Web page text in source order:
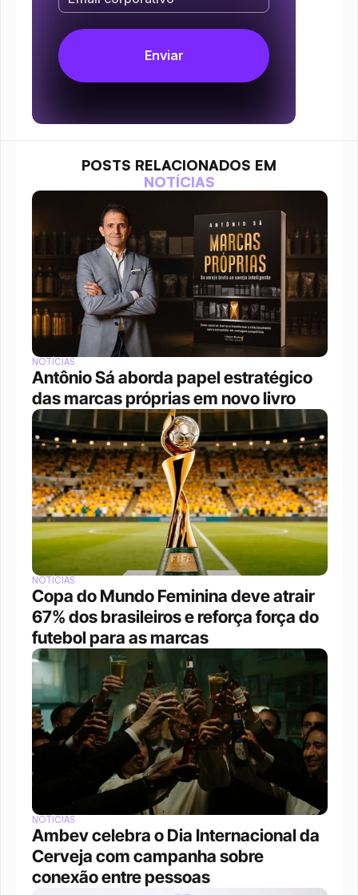
POSTS RELACIONADOS EM
NOTÍCIAS
NOTÍCIAS
Antônio Sá aborda papel estratégico
das marcas próprias em novo livro
NOTÍCIAS
Copa do Mundo Feminina deve atrair
67% dos brasileiros e reforça força do
futebol para as marcas
NOTÍCIAS
Ambev celebra o Dia Internacional da
Cerveja com campanha sobre
conexão entre pessoas